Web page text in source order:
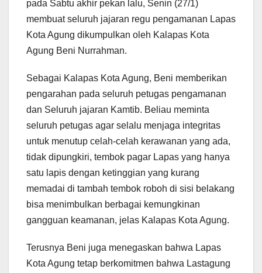
pada Sabtu akhir pekan lalu, Senin (27/1)
membuat seluruh jajaran regu pengamanan Lapas
Kota Agung dikumpulkan oleh Kalapas Kota
Agung Beni Nurrahman.
Sebagai Kalapas Kota Agung, Beni memberikan
pengarahan pada seluruh petugas pengamanan
dan Seluruh jajaran Kamtib. Beliau meminta
seluruh petugas agar selalu menjaga integritas
untuk menutup celah-celah kerawanan yang ada,
tidak dipungkiri, tembok pagar Lapas yang hanya
satu lapis dengan ketinggian yang kurang
memadai di tambah tembok roboh di sisi belakang
bisa menimbulkan berbagai kemungkinan
gangguan keamanan, jelas Kalapas Kota Agung.
Terusnya Beni juga menegaskan bahwa Lapas
Kota Agung tetap berkomitmen bahwa Lastagung